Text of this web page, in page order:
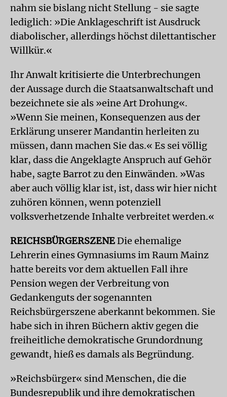
nahm sie bislang nicht Stellung - sie sagte
lediglich: »Die Anklageschrift ist Ausdruck
diabolischer, allerdings höchst dilettantischer
Willkür.«
Ihr Anwalt kritisierte die Unterbrechungen
der Aussage durch die Staatsanwaltschaft und
bezeichnete sie als »eine Art Drohung«.
»Wenn Sie meinen, Konsequenzen aus der
Erklärung unserer Mandantin herleiten zu
müssen, dann machen Sie das.« Es sei völlig
klar, dass die Angeklagte Anspruch auf Gehör
habe, sagte Barrot zu den Einwänden. »Was
aber auch völlig klar ist, ist, dass wir hier nicht
zuhören können, wenn potenziell
volksverhetzende Inhalte verbreitet werden.«
REICHSBÜRGERSZENEDie ehemalige
Lehrerin eines Gymnasiums im Raum Mainz
hatte bereits vor dem aktuellen Fall ihre
Pension wegen der Verbreitung von
Gedankenguts der sogenannten
Reichsbürgerszene aberkannt bekommen. Sie
habe sich in ihren Büchern aktiv gegen die
freiheitliche demokratische Grundordnung
gewandt, hieß es damals als Begründung.
»Reichsbürger« sind Menschen, die die
Bundesrepublik und ihre demokratischen